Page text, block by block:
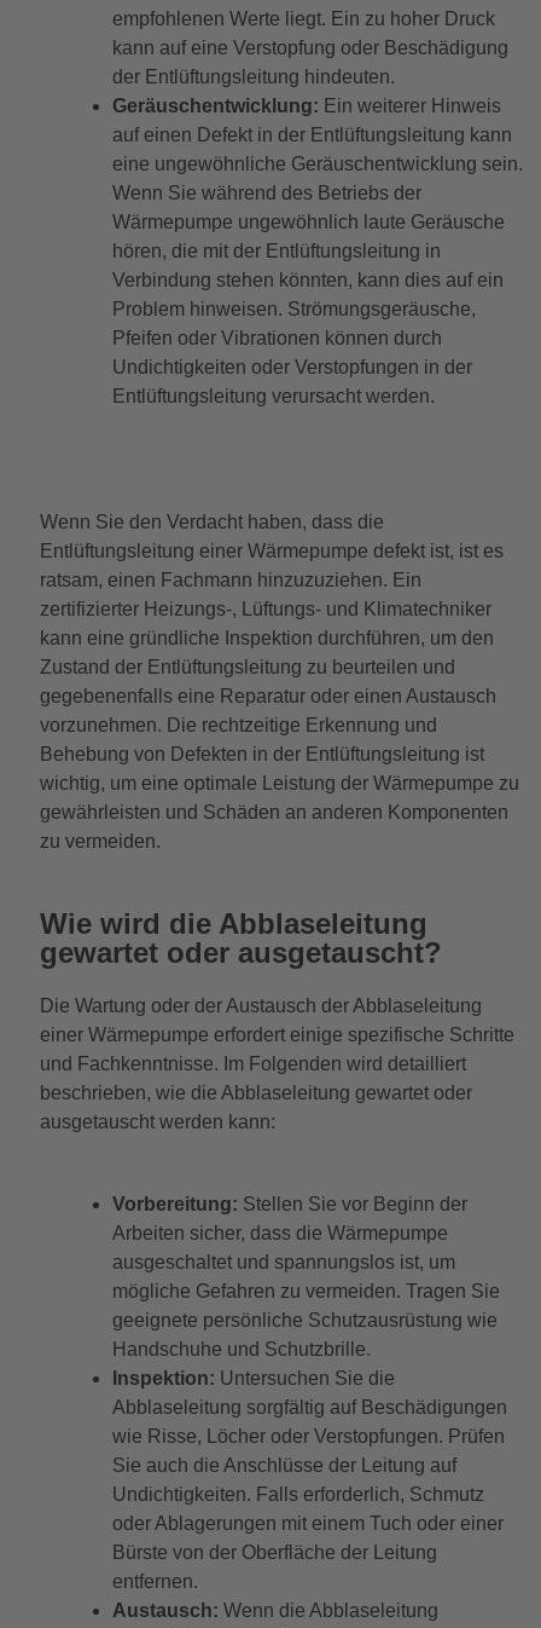
empfohlenen Werte liegt. Ein zu hoher Druck
kann auf eine Verstopfung oder Beschädigung
der Entlüftungsleitung hindeuten.
Geräuschentwicklung: Ein weiterer Hinweis
auf einen Defekt in der Entlüftungsleitung kann
eine ungewöhnliche Geräuschentwicklung sein.
Wenn Sie während des Betriebs der
Wärmepumpe ungewöhnlich laute Geräusche
hören, die mit der Entlüftungsleitung in
Verbindung stehen könnten, kann dies auf ein
Problem hinweisen. Strömungsgeräusche,
Pfeifen oder Vibrationen können durch
Undichtigkeiten oder Verstopfungen in der
Entlüftungsleitung verursacht werden.
Wenn Sie den Verdacht haben, dass die
Entlüftungsleitung einer Wärmepumpe defekt ist, ist es
ratsam, einen Fachmann hinzuzuziehen. Ein
zertifizierter Heizungs-, Lüftungs- und Klimatechniker
kann eine gründliche Inspektion durchführen, um den
Zustand der Entlüftungsleitung zu beurteilen und
gegebenenfalls eine Reparatur oder einen Austausch
vorzunehmen. Die rechtzeitige Erkennung und
Behebung von Defekten in der Entlüftungsleitung ist
wichtig, um eine optimale Leistung der Wärmepumpe zu
gewährleisten und Schäden an anderen Komponenten
zu vermeiden.
Wie wird die Abblaseleitung
gewartet oder ausgetauscht?
Die Wartung oder der Austausch der Abblaseleitung
einer Wärmepumpe erfordert einige spezifische Schritte
und Fachkenntnisse. Im Folgenden wird detailliert
beschrieben, wie die Abblaseleitung gewartet oder
ausgetauscht werden kann:
Vorbereitung: Stellen Sie vor Beginn der
Arbeiten sicher, dass die Wärmepumpe
ausgeschaltet und spannungslos ist, um
mögliche Gefahren zu vermeiden. Tragen Sie
geeignete persönliche Schutzausrüstung wie
Handschuhe und Schutzbrille.
Inspektion: Untersuchen Sie die
Abblaseleitung sorgfältig auf Beschädigungen
wie Risse, Löcher oder Verstopfungen. Prüfen
Sie auch die Anschlüsse der Leitung auf
Undichtigkeiten. Falls erforderlich, Schmutz
oder Ablagerungen mit einem Tuch oder einer
Bürste von der Oberfläche der Leitung
entfernen.
Austausch: Wenn die Abblaseleitung